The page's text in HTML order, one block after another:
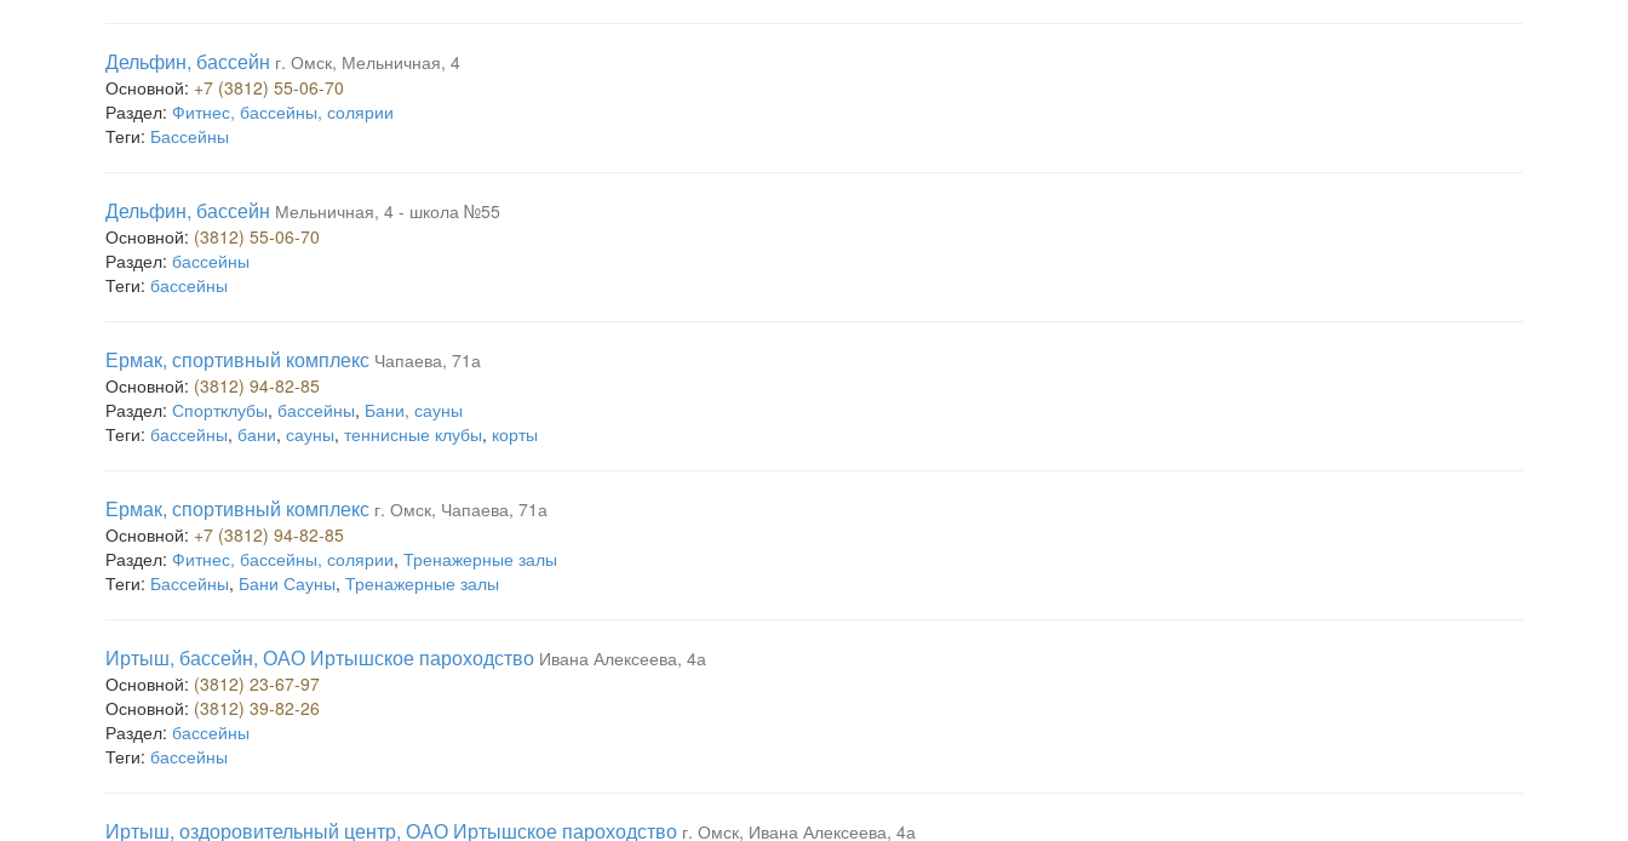
Дельфин, бассейн г. Омск, Мельничная, 4
Основной: +7 (3812) 55-06-70
Раздел: Фитнес, бассейны, солярии
Теги: Бассейны
Дельфин, бассейн Мельничная, 4 - школа №55
Основной: (3812) 55-06-70
Раздел: бассейны
Теги: бассейны
Ермак, спортивный комплекс Чапаева, 71а
Основной: (3812) 94-82-85
Раздел: Спортклубы, бассейны, Бани, сауны
Теги: бассейны, бани, сауны, теннисные клубы, корты
Ермак, спортивный комплекс г. Омск, Чапаева, 71а
Основной: +7 (3812) 94-82-85
Раздел: Фитнес, бассейны, солярии, Тренажерные залы
Теги: Бассейны, Бани Сауны, Тренажерные залы
Иртыш, бассейн, ОАО Иртышское пароходство Ивана Алексеева, 4а
Основной: (3812) 23-67-97
Основной: (3812) 39-82-26
Раздел: бассейны
Теги: бассейны
Иртыш, оздоровительный центр, ОАО Иртышское пароходство г. Омск, Ивана Алексеева, 4а